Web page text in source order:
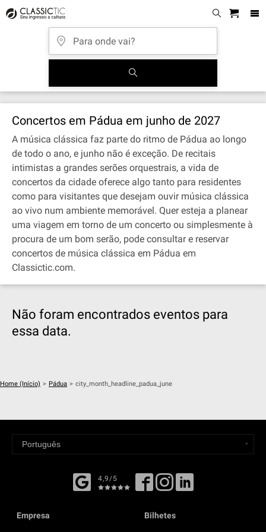
Concertos em Pádua em junho de 2027
A música clássica faz parte do ritmo de Pádua ao longo
de todo o ano, e junho não é exceção. De recitais
intimistas a grandes serões orquestrais, a vida de
concertos da cidade oferece algo tanto para residentes
como para visitantes que desejam ouvir música clássica
ao vivo num ambiente memorável. Quer esteja a planear
uma viagem em torno de um concerto ou simplesmente à
procura de um bom serão, pode consultar e reservar
concertos de música clássica em Pádua em
Classictic.com.
Não foram encontrados eventos para
essa data.
Home (Início) > Pádua > city_month_headline_padua_june
4,9/5
Empresa Bilhetes